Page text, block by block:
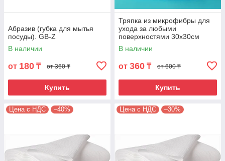
Абразив (губка для мытья
посуды). GB-Z
В наличии
от 180 ₸ от 360 ₸
Купить
Тряпка из микрофибры для
ухода за любыми
поверхностями 30х30см
320гр/м2. Цвет зеленый. MF-
279
В наличии
от 360 ₸ от 600 ₸
Купить
Цена с НДС –40% Цена с НДС –30%